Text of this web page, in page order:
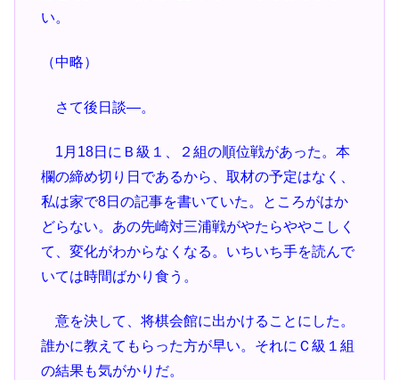
い。
（中略）
さて後日談―。
1月18日にＢ級１、２組の順位戦があった。本
欄の締め切り日であるから、取材の予定はなく、
私は家で8日の記事を書いていた。ところがはか
どらない。あの先崎対三浦戦がやたらややこしく
て、変化がわからなくなる。いちいち手を読んで
いては時間ばかり食う。
意を決して、将棋会館に出かけることにした。
誰かに教えてもらった方が早い。それにＣ級１組
の結果も気がかりだ。